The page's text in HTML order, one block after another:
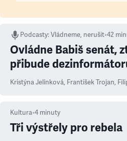
Podcasty:Vládneme, nerušit•42
Ovládne Babiš senát,
přibude
Kristýna Jelínková, František Trojan,
Kultura•4 minuty
Tři výstřely pro rebela